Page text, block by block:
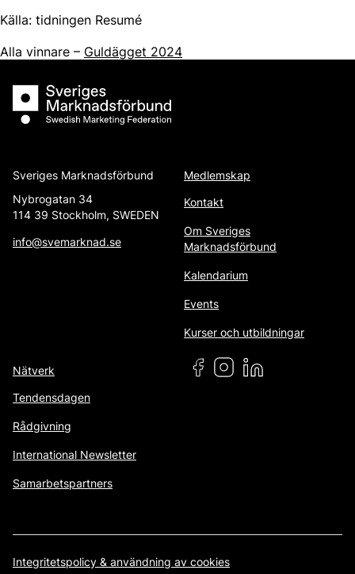
Källa: tidningen Resumé
Alla vinnare – Guldägget 2024
Sveriges Marknadsförbund
Sveriges Marknadsförbund
Nybrogatan 34
114 39 Stockholm, SWEDEN
info@svemarknad.se
Medlemskap
Kontakt
Om Sveriges
Marknadsförbund
Kalendarium
Events
Kurser och utbildningar
Nätverk
Tendensdagen
Rådgivning
International Newsletter
Samarbetspartners
Integritetspolicy & användning av cookies